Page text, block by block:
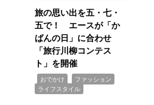
旅の思い出を五・七・
五で！ エースが「か
ばんの日」に合わせ
「旅行川柳コンテス
ト」を開催
おでかけ ファッション
ライフスタイル